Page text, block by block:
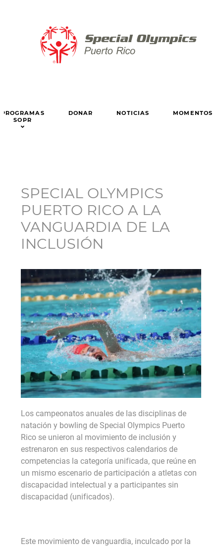
PROGRAMAS
SOPR
DONAR NOTICIAS MOMENTOS
SPECIAL OLYMPICS
PUERTO RICO A LA
VANGUARDIA DE LA
INCLUSIÓN
Los campeonatos anuales de las disciplinas de
natación y bowling de Special Olympics Puerto
Rico se unieron al movimiento de inclusión y
estrenaron en sus respectivos calendarios de
competencias la categoría unificada, que reúne en
un mismo escenario de participación a atletas con
discapacidad intelectual y a participantes sin
discapacidad (unificados).
Este movimiento de vanguardia, inculcado por la